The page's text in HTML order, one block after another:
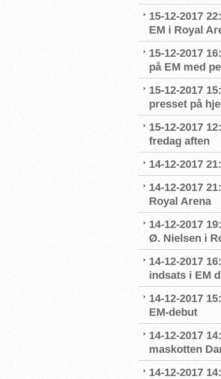
15-12-2017
EM i Royal
15-12-2017
på EM med
15-12-2017
presset på
15-12-2017
fredag aften
14-12-2017
14-12-2017
Royal Arena
14-12-2017
Ø. Nielsen i
14-12-2017
indsats i EM
14-12-2017
EM-debut
14-12-2017
maskotten
14-12-2017